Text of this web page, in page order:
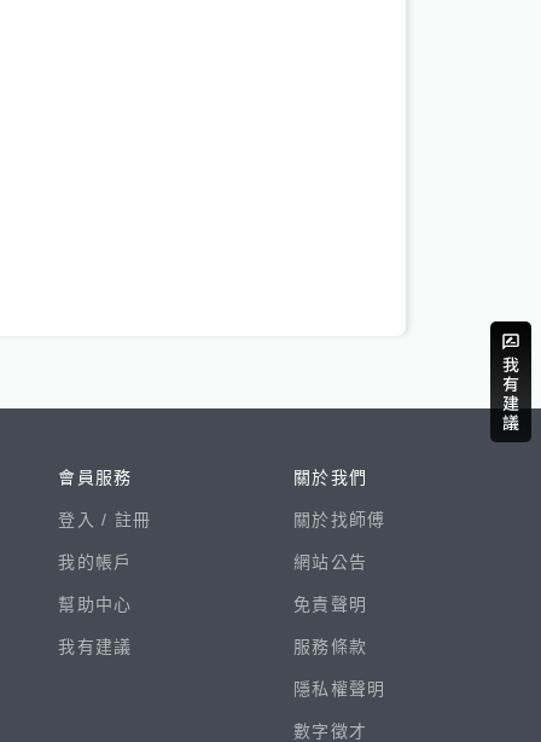
會員服務
登入 / 註冊
我的帳戶
幫助中心
我有建議
關於我們
關於找師傅
網站公告
免責聲明
服務條款
隱私權聲明
數字徵才